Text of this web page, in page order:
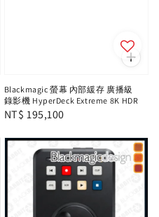
Blackmagic 螢幕 內部緩存 廣播級
錄影機 HyperDeck Extreme 8K HDR
Regular
NT$ 195,100